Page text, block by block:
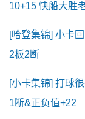
10+15 快船大胜
[哈登集锦] 小卡
2板2断
[小卡集锦] 打球
1断&正负值+22